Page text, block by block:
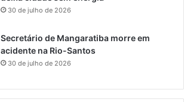
30 de julho de 2026
Secretário de Mangaratiba morre em
acidente na Rio-Santos
30 de julho de 2026